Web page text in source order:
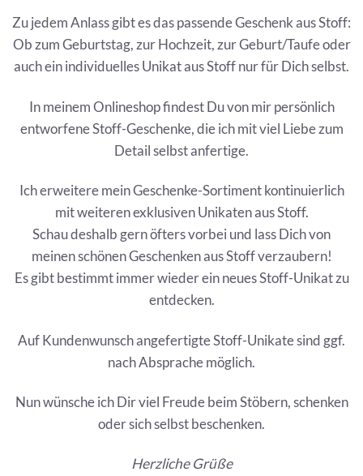
Zu jedem Anlass gibt es das passende Geschenk aus Stoff:
Ob zum Geburtstag, zur Hochzeit, zur Geburt/Taufe oder
auch ein individuelles Unikat aus Stoff nur für Dich selbst.
In meinem Onlineshop findest Du von mir persönlich
entworfene Stoff-Geschenke, die ich mit viel Liebe zum
Detail selbst anfertige.
Ich erweitere mein Geschenke-Sortiment kontinuierlich
mit weiteren exklusiven Unikaten aus Stoff.
Schau deshalb gern öfters vorbei und lass Dich von
meinen schönen Geschenken aus Stoff verzaubern!
Es gibt bestimmt immer wieder ein neues Stoff-Unikat zu
entdecken.
Auf Kundenwunsch angefertigte Stoff-Unikate sind ggf.
nach Absprache möglich.
Nun wünsche ich Dir viel Freude beim Stöbern, schenken
oder sich selbst beschenken.
Herzliche Grüße